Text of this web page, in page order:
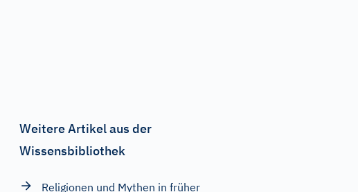
Weitere Artikel aus der
Wissensbibliothek
Religionen und Mythen in früher